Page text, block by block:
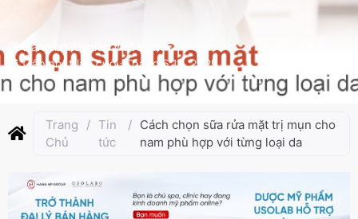
Đăng bởiUsolab Việt Nam
Cập nhật lần cuối:Tháng 6 12, 2025
Trang
Chủ
/ Tin
tức
/ Cách chọn sữa rửa mặt trị mụn cho
nam phù hợp với từng loại da